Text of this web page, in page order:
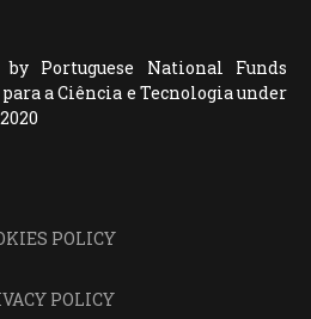
Portuguese National Funds
a Ciência e Tecnologia under
POLICY
POLICY